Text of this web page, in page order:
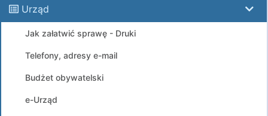
Urząd
Jak załatwić sprawę - Druki
Telefony, adresy e-mail
Budżet obywatelski
e-Urząd